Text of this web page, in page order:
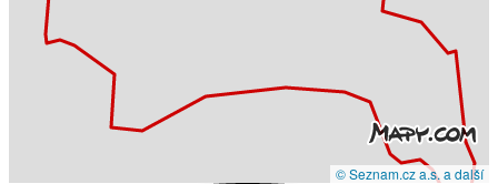
© Seznam.cz a.s. a další